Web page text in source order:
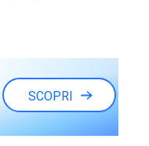
SCOPRI